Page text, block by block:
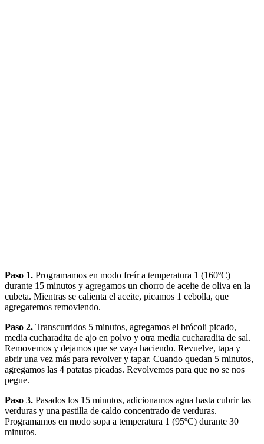
Paso 1. Programamos en modo freír a temperatura 1 (160ºC)
durante 15 minutos y agregamos un chorro de aceite de oliva en la
cubeta. Mientras se calienta el aceite, picamos 1 cebolla, que
agregaremos removiendo.
Paso 2. Transcurridos 5 minutos, agregamos el brócoli picado,
media cucharadita de ajo en polvo y otra media cucharadita de sal.
Removemos y dejamos que se vaya haciendo. Revuelve, tapa y
abrir una vez más para revolver y tapar. Cuando quedan 5 minutos,
agregamos las 4 patatas picadas. Revolvemos para que no se nos
pegue.
Paso 3. Pasados los 15 minutos, adicionamos agua hasta cubrir las
verduras y una pastilla de caldo concentrado de verduras.
Programamos en modo sopa a temperatura 1 (95ºC) durante 30
minutos.